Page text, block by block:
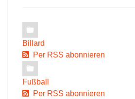
Billard
Per RSS abonnieren
Fußball
Per RSS abonnieren